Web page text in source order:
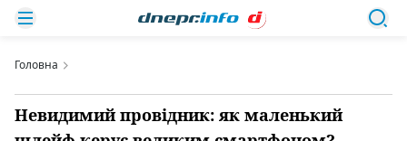
Головна
Невидимий провідник: як маленький